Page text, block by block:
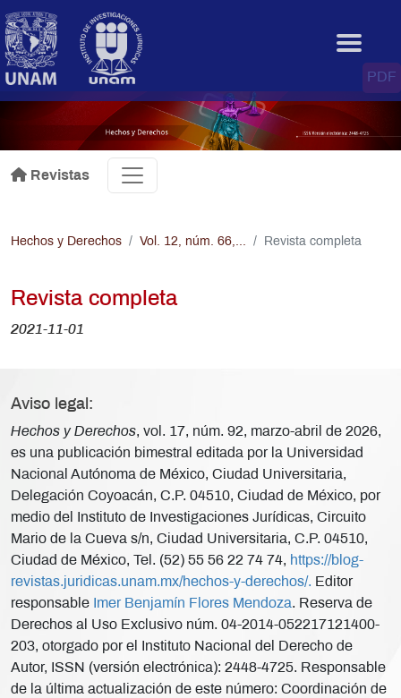
.
Revistas
Hechos y Derechos Vol. 12, núm. 66,... Revista completa
Revista completa
PDF
2021-11-01
Aviso legal:
Hechos y Derechos, vol. 17, núm. 92, marzo-abril de 2026,
es una publicación bimestral editada por la Universidad
Nacional Autónoma de México, Ciudad Universitaria,
Delegación Coyoacán, C.P. 04510, Ciudad de México, por
medio del Instituto de Investigaciones Jurídicas, Circuito
Mario de la Cueva s/n, Ciudad Universitaria, C.P. 04510,
Ciudad de México, Tel. (52) 55 56 22 74 74, https://blog-
revistas.juridicas.unam.mx/hechos-y-derechos/. Editor
responsable Imer Benjamín Flores Mendoza. Reserva de
Derechos al Uso Exclusivo núm. 04-2014-052217121400-
203, otorgado por el Instituto Nacional del Derecho de
Autor, ISSN (versión electrónica): 2448-4725. Responsable
de la última actualización de este número: Coordinación de